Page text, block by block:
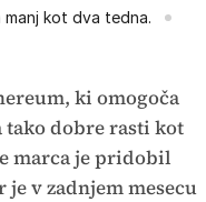
kot dva tedna.
ki omogoča
tako dobre rasti kot
marca je pridobil
v zadnjem mesecu